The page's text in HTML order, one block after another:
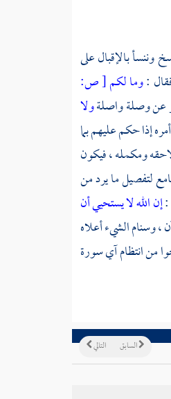
بالإقبال على
:وما لكم[ص:
عن وصلة واصلةولا
إذا حكم عليهم بما
ومكمله ، فيكون
لتفصيل ما يرد من
:إن الله لا يستحيي أن
، وسنام الشيء أعلاه
من انتظام آي سورة
التالي السابق